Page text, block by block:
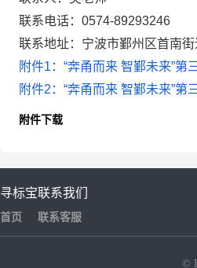
联系电话：0574-89293246
联系地址：宁波市鄞州区首南
附件1：“奔甬而来 智鄞未来”
附件2：“奔甬而来 智鄞未来”
附件下载
寻标宝
首页
联系我们
联系客服
©